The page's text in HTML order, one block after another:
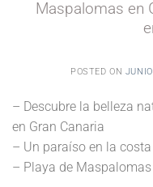
Maspalomas en
POSTED ON
– Descubre la belleza
en Gran Canaria
– Un paraíso en la costa
– Playa de Maspalomas